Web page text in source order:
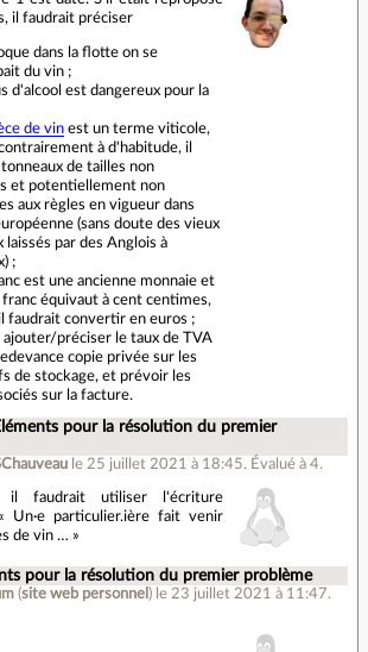
il faudrait préciser
dans la flotte on se
du vin ;
d'alcool est dangereux pour la
de vin est un terme viticole,
à d'habitude, il
de tailles non
et potentiellement non
aux règles en vigueur dans
(sans doute des vieux
laissés par des Anglois à
;
est une ancienne monnaie et
équivaut à cent centimes,
faudrait convertir en euros ;
préciser le taux de TVA
copie privée sur les
de stockage, et prévoir les
sur la facture.
pour la résolution du premier
le 25 juillet 2021 à 18:45. Évalué à 4.
il faudrait utiliser l'écriture
Un·e particulier.ière fait venir
de vin … »
pour la résolution du premier problème
(site web personnel ) le 23 juillet 2021 à 11:47.